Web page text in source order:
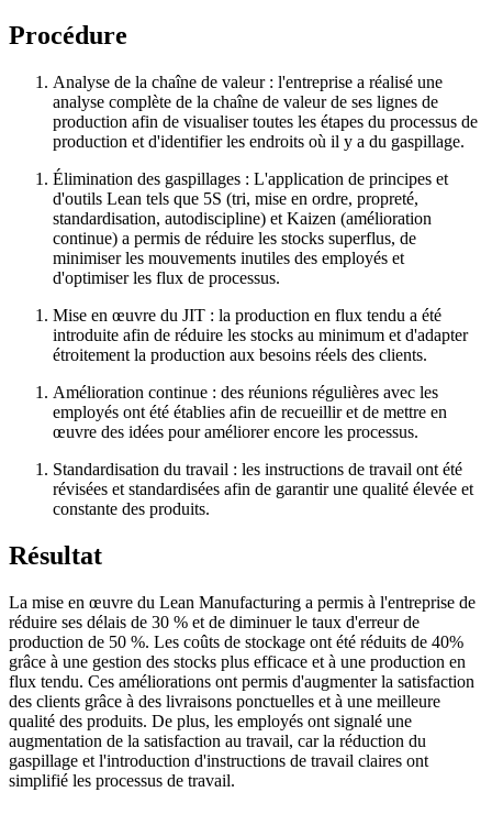
Procédure
Analyse de la chaîne de valeur : l'entreprise a réalisé une
analyse complète de la chaîne de valeur de ses lignes de
production afin de visualiser toutes les étapes du processus de
production et d'identifier les endroits où il y a du gaspillage.
Élimination des gaspillages : L'application de principes et
d'outils Lean tels que 5S (tri, mise en ordre, propreté,
standardisation, autodiscipline) et Kaizen (amélioration
continue) a permis de réduire les stocks superflus, de
minimiser les mouvements inutiles des employés et
d'optimiser les flux de processus.
Mise en œuvre du JIT : la production en flux tendu a été
introduite afin de réduire les stocks au minimum et d'adapter
étroitement la production aux besoins réels des clients.
Amélioration continue : des réunions régulières avec les
employés ont été établies afin de recueillir et de mettre en
œuvre des idées pour améliorer encore les processus.
Standardisation du travail : les instructions de travail ont été
révisées et standardisées afin de garantir une qualité élevée et
constante des produits.
Résultat
La mise en œuvre du Lean Manufacturing a permis à l'entreprise de
réduire ses délais de 30 % et de diminuer le taux d'erreur de
production de 50 %. Les coûts de stockage ont été réduits de 40%
grâce à une gestion des stocks plus efficace et à une production en
flux tendu. Ces améliorations ont permis d'augmenter la satisfaction
des clients grâce à des livraisons ponctuelles et à une meilleure
qualité des produits. De plus, les employés ont signalé une
augmentation de la satisfaction au travail, car la réduction du
gaspillage et l'introduction d'instructions de travail claires ont
simplifié les processus de travail.